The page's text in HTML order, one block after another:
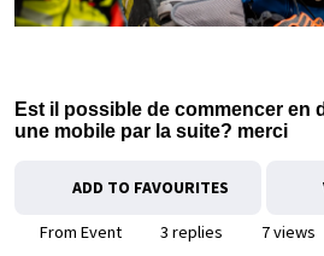
Est il possible de commencer en
une mobile par la suite? merci
ADD TO FAVOURITES
From Event 3 replies
7 views